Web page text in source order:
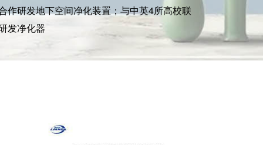
作研发地下空间净化装置；与中英4所高校联
发净化器